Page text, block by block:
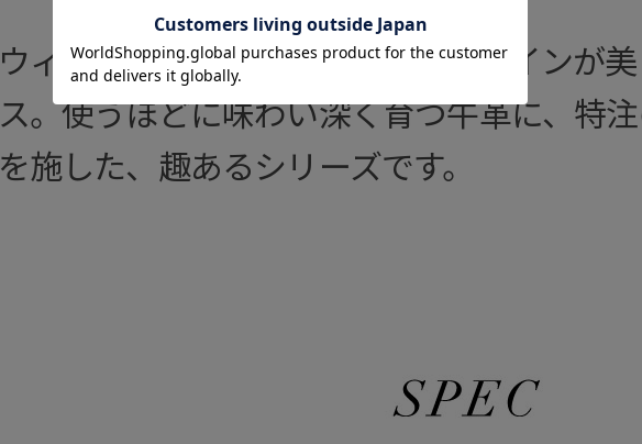
ウィリアム・モリスの装飾的なデザインが
ス。使うほどに味わい深く育つ牛革に、特
を施した、趣あるシリーズです。